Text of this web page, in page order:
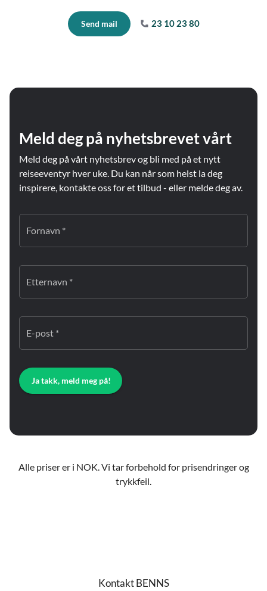
Send mail 23 10 23 80
Meld deg på nyhetsbrevet vårt
Meld deg på vårt nyhetsbrev og bli med på et nytt
reiseeventyr hver uke. Du kan når som helst la deg
inspirere, kontakte oss for et tilbud - eller melde deg av.
Fornavn *
Etternavn *
E-post *
Ja takk, meld meg på!
Alle priser er i NOK. Vi tar forbehold for prisendringer og
trykkfeil.
Kontakt BENNS